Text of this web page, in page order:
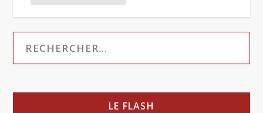
LE FLASH